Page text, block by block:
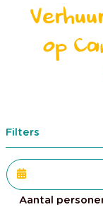
op
Filters
Aantal